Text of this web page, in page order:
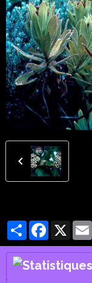
PartagerFacebook
X